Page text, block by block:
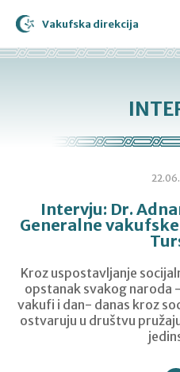
Vakufska direkcija
Intervju: Dr.
Generalne
Kroz uspostavljanje
opstanak svakog naroda
vakufi i dan- danas kroz
ostvaruju u društvu